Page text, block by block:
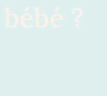
IA et parentalité
?